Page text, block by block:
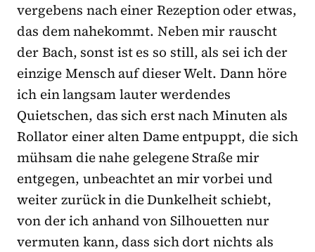
vergebens nach einer Rezeption oder etwas,
das dem nahekommt. Neben mir rauscht
der Bach, sonst ist es so still, als sei ich der
einzige Mensch auf dieser Welt. Dann höre
ich ein langsam lauter werdendes
Quietschen, das sich erst nach Minuten als
Rollator einer alten Dame entpuppt, die sich
mühsam die nahe gelegene Straße mir
entgegen, unbeachtet an mir vorbei und
weiter zurück in die Dunkelheit schiebt,
von der ich anhand von Silhouetten nur
vermuten kann, dass sich dort nichts als